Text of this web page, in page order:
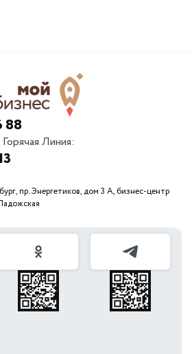
88
Горячая Линия:
пр. Энергетиков, дом 3 А, бизнес-центр